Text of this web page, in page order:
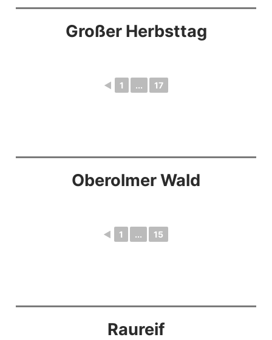
Großer Herbsttag
◄ 1 ... 17
Oberolmer Wald
◄ 1 ... 15
Raureif